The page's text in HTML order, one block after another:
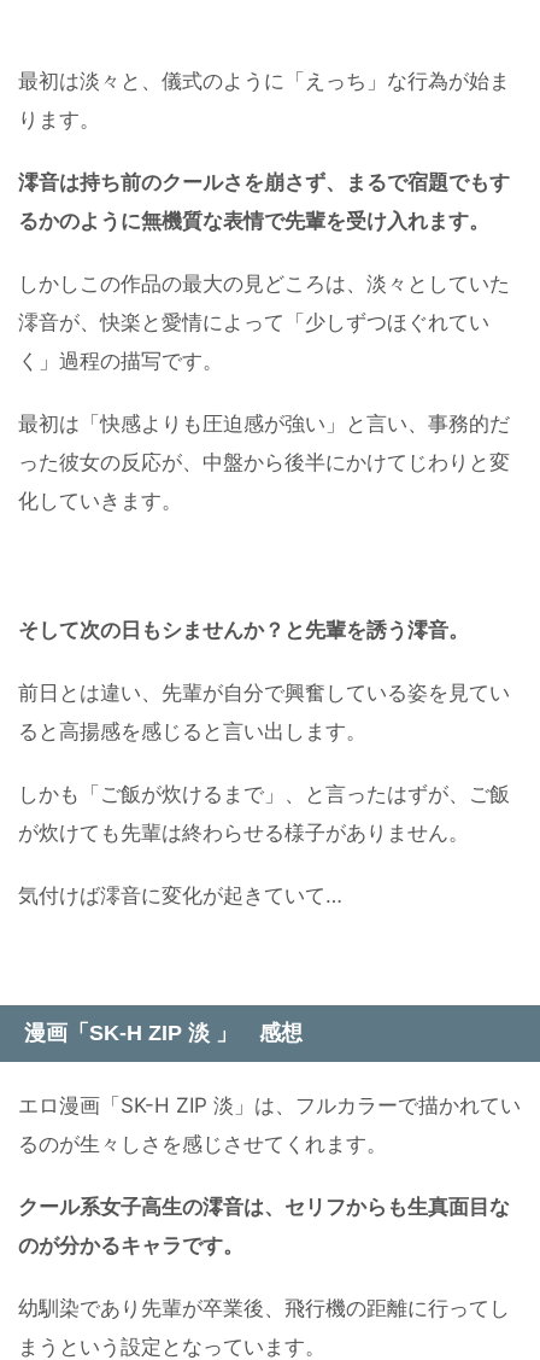
最初は淡々と、儀式のように「えっち」な行為が始ま
ります。
澪音は持ち前のクールさを崩さず、まるで宿題でもす
るかのように無機質な表情で先輩を受け入れます。
しかしこの作品の最大の見どころは、淡々としていた
澪音が、快楽と愛情によって「少しずつほぐれてい
く」過程の描写です。
最初は「快感よりも圧迫感が強い」と言い、事務的だ
った彼女の反応が、中盤から後半にかけてじわりと変
化していきます。
そして次の日もシませんか？と先輩を誘う澪音。
前日とは違い、先輩が自分で興奮している姿を見てい
ると高揚感を感じると言い出します。
しかも「ご飯が炊けるまで」、と言ったはずが、ご飯
が炊けても先輩は終わらせる様子がありません。
気付けば澪音に変化が起きていて…
漫画「SK-H ZIP 淡 」 感想
エロ漫画「SK-H ZIP 淡」は、フルカラーで描かれてい
るのが生々しさを感じさせてくれます。
クール系女子高生の澪音は、セリフからも生真面目な
のが分かるキャラです。
幼馴染であり先輩が卒業後、飛行機の距離に行ってし
まうという設定となっています。